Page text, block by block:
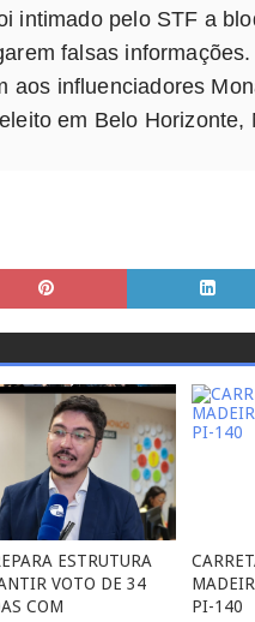
intimado pelo STF a
falsas
aos influenciadores
em Belo Horizonte,
ESTRUTURA
VOTO DE 34
COM
PI-140